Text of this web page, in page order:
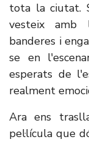
tota la ciutat.
vesteix amb
banderes i
se en
esperats de
realment
Ara ens
pel·lícula que